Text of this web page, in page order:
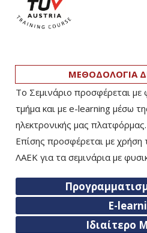
ΜΕΘΟΔΟΛΟΓΙΑ
Το Σεμινάριο προσφέρεται με
τμήμα και με e-learning μέσω
ηλεκτρονικής μας πλατφόρμας.
Επίσης προσφέρεται με
ΛΑΕΚ για τα σεμινάρια με
E-
Ιδιαίτερο